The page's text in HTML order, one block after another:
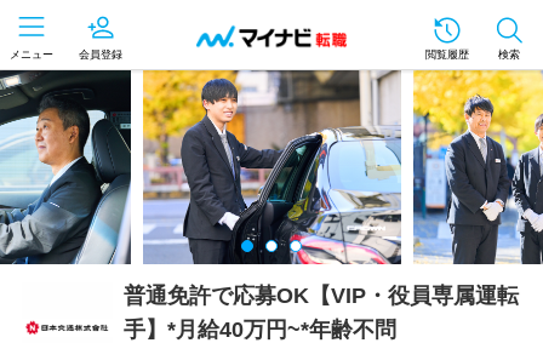
メニュー 会員登録 閲覧履歴 検索
普通免許で応募OK【VIP・役員専属運転
手】*月給40万円~*年齢不問